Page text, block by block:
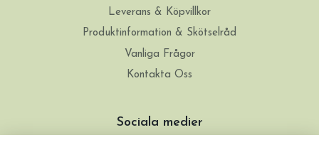
Leverans & Köpvillkor
Produktinformation & Skötselråd
Vanliga Frågor
Kontakta Oss
Sociala medier